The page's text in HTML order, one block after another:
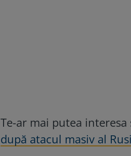
Te-ar mai putea interesa
după atacul masiv al